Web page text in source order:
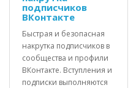
подписчиков
ВКонтакте
Быстрая и безопасная
накрутка подписчиков в
сообщества и профили
ВКонтакте. Вступления и
подписки выполняются